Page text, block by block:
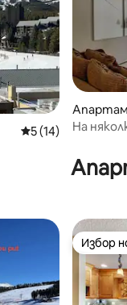
Средна оценка: 5
5 (14)
e
На
Избор
Избор